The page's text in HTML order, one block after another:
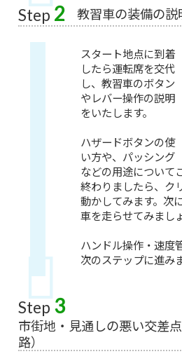
Step 2 教習車の装備の説
スタート地点に到着
したら運転席を交代
し、教習車のボタン
やレバー操作の説明
をいたします。
ハザードボタンの使
い方や、パッシング
などの用途について
終わりましたら、ク
動かしてみます。次
車を走らせてみまし
ハンドル操作・速度
次のステップに進み
Step 3
市街地・見通しの悪い交差
路）